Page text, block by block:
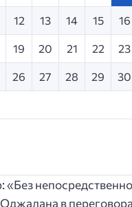
12 13 14 15 16
19 20 21 22 23
26 27 28 29 30